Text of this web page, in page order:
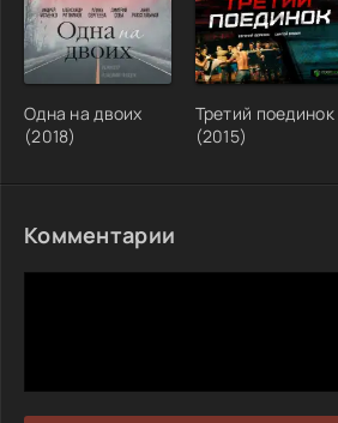
Одна на двоих
(2018)
Третий поединок
(2015)
Комментарии